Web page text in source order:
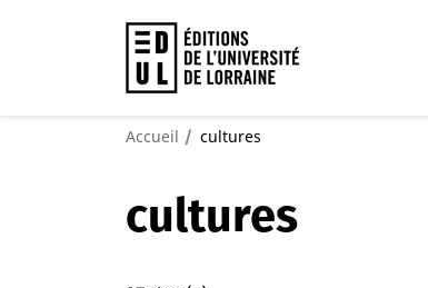
Accueil cultures
cultures